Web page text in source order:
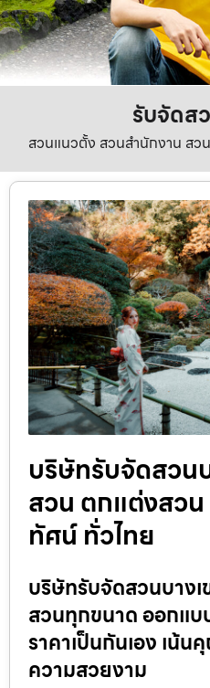
รับจัดส
สวนแนวตั้ง สวนสำนักงาน สว
บริษัทรับจัดสวน
สวน ตกแต่งสว
ทัศน์ ทั่วไทย
บริษัทรับจัดสวนบาง
สวนทุกขนาด ออกแ
ราคาเป็นกันเอง เน้
ความสวยงาม